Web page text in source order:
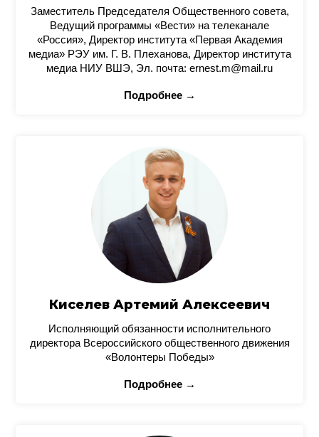
Заместитель Председателя Общественного совета,
Ведущий программы «Вести» на телеканале
«Россия», Директор института «Первая Академия
медиа» РЭУ им. Г. В. Плеханова, Директор института
медиа НИУ ВШЭ, Эл. почта: ernest.m@mail.ru
Подробнее →
Киселев Артемий Алексеевич
Исполняющий обязанности исполнительного
директора Всероссийского общественного движения
«Волонтеры Победы»
Подробнее →